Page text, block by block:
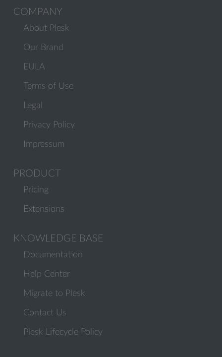
COMPANY
About Plesk
Our Brand
EULA
Terms of Use
Legal
Privacy Policy
Impressum
PRODUCT
Pricing
Extensions
KNOWLEDGE BASE
Documentation
Help Center
Migrate to Plesk
Contact Us
Plesk Lifecycle Policy